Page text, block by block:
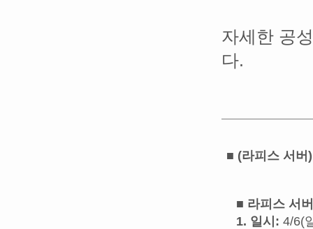
자세한 공
다.
■ (라피스 서버
■ 라피스 서
1. 일시 : 4/6(